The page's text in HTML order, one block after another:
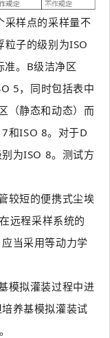
采样点的采样量不
粒子的级别为ISO
。B级洁净区
5，同时包括表中
（静态和动态）而
和ISO 8。对于D
为ISO 8。测试方
较短的便携式尘埃
远程采样系统的
当采用等动力学
模拟灌装过程中进
养基模拟灌装试